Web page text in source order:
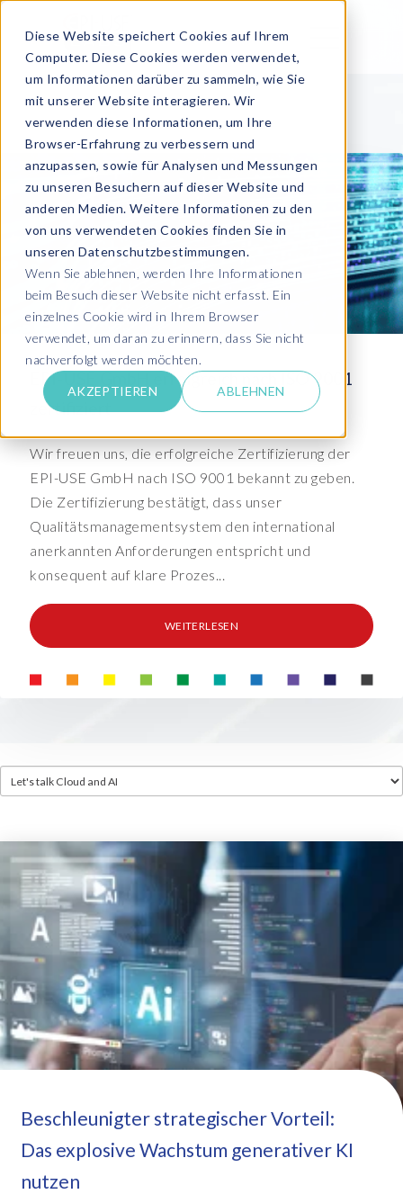
Diese Website speichert Cookies auf Ihrem
Computer. Diese Cookies werden verwendet,
um Informationen darüber zu sammeln, wie Sie
mit unserer Website interagieren. Wir
verwenden diese Informationen, um Ihre
Browser-Erfahrung zu verbessern und
anzupassen, sowie für Analysen und Messungen
zu unseren Besuchern auf dieser Website und
anderen Medien. Weitere Informationen zu den
von uns verwendeten Cookies finden Sie in
unseren Datenschutzbestimmungen.
Wenn Sie ablehnen, werden Ihre Informationen
beim Besuch dieser Website nicht erfasst. Ein
einzelnes Cookie wird in Ihrem Browser
verwendet, um daran zu erinnern, dass Sie nicht
nachverfolgt werden möchten.
AKZEPTIEREN ABLEHNEN
EPI-USE GmbH erfolgreich nach ISO 9001
zertifiziert
Wir freuen uns, die erfolgreiche Zertifizierung der
EPI-USE GmbH nach ISO 9001 bekannt zu geben.
Die Zertifizierung bestätigt, dass unser
Qualitätsmanagementsystem den international
anerkannten Anforderungen entspricht und
konsequent auf klare Prozes...
WEITERLESEN
Beschleunigter strategischer Vorteil:
Das explosive Wachstum generativer KI
nutzen